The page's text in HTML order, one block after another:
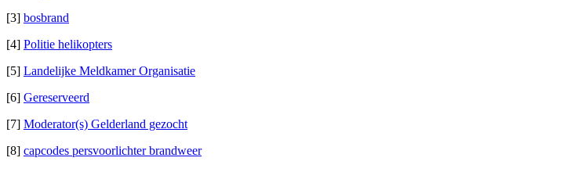
[3] bosbrand
[4] Politie helikopters
[5] Landelijke Meldkamer Organisatie
[6] Gereserveerd
[7] Moderator(s) Gelderland gezocht
[8] capcodes persvoorlichter brandweer